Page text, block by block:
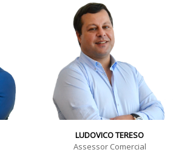
LUDOVICO TERESO
Assessor Comercial